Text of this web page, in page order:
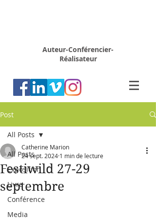
Auteur-Conférencier-
Réalisateur
Post
All Posts
Exposition
Livre
Conférence
Media
All Posts
Festiwild 27-29
septembre
Catherine Marion
24 sept. 2024 1 min de lecture